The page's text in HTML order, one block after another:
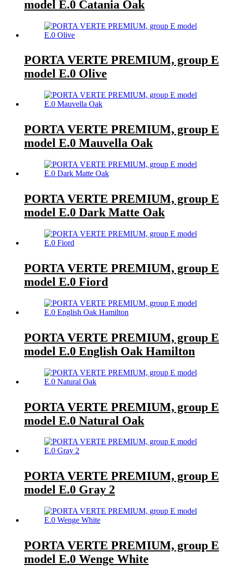
model E.0 Catania Oak
PORTA VERTE PREMIUM, group E
model E.0 Olive
PORTA VERTE PREMIUM, group E
model E.0 Mauvella Oak
PORTA VERTE PREMIUM, group E
model E.0 Dark Matte Oak
PORTA VERTE PREMIUM, group E
model E.0 Fiord
PORTA VERTE PREMIUM, group E
model E.0 English Oak Hamilton
PORTA VERTE PREMIUM, group E
model E.0 Natural Oak
PORTA VERTE PREMIUM, group E
model E.0 Gray 2
PORTA VERTE PREMIUM, group E
model E.0 Wenge White